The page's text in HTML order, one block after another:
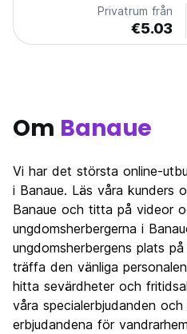
Privatrum från
€5.03
Om Banaue
Vi har det största online-
i Banaue. Läs våra kunders
Banaue och titta på videor
ungdomsherbergerna i
ungdomsherbergens plats
träffa den vänliga
hitta sevärdheter och
våra specialerbjudanden
erbjudandena för